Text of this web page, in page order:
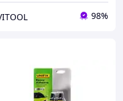
98%